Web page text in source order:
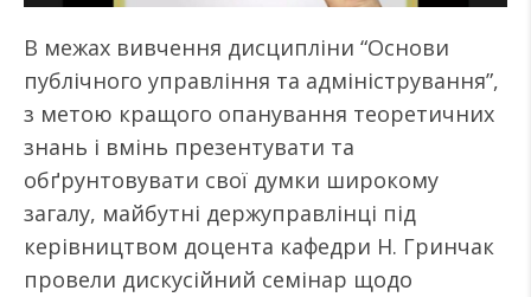
В межах вивчення дисципліни “Основи
публічного управління та адміністрування”,
з метою кращого опанування теоретичних
знань і вмінь презентувати та
обґрунтовувати свої думки широкому
загалу, майбутні держуправлінці під
керівництвом доцента кафедри Н. Гринчак
провели дискусійний семінар щодо